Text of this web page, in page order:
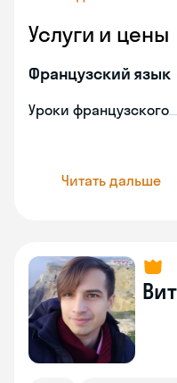
Услуги и цены
Французский язык
Уроки французского
Читать дальше